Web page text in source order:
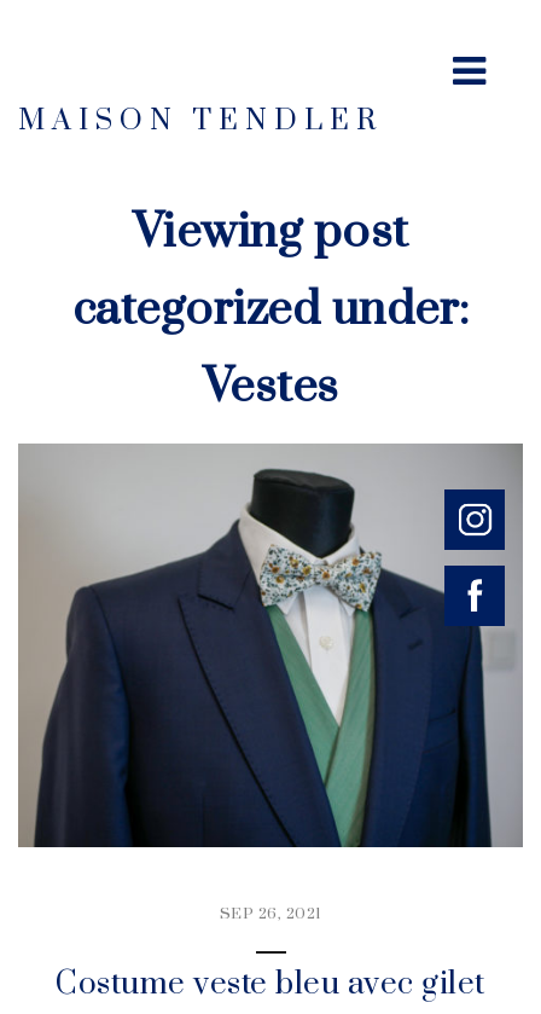
MAISON TENDLER
Viewing post
categorized under:
Vestes
SEP 26, 2021
Costume veste bleu avec gilet